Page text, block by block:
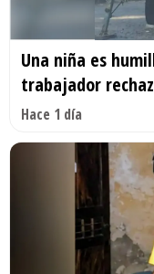
Una niña es
trabajador
Hace 1 día